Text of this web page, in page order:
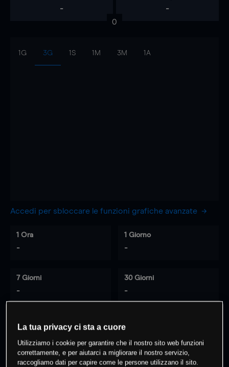
- -
0
1G 3G 1S 1M 3M 1A
Accedi per sbloccare le funzioni grafiche avanzate
1 Ora
-
1 Giorno
-
7 Giorni
-
30 Giorni
-
% dei clienti hanno posizioni
questo prodotto
La tua privacy ci sta a cuore
Utilizziamo i cookie per garantire che il nostro sito web funzioni
correttamente, e per aiutarci a migliorare il nostro servizio,
raccogliamo dati per capire come le persone utilizzano il sito.